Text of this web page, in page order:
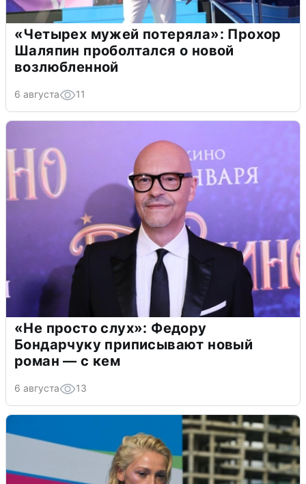
«Четырех мужей потеряла»: Прохор
Шаляпин проболтался о новой
возлюбленной
6 августа 11
«Не просто слух»: Федору
Бондарчуку приписывают новый
роман — с кем
6 августа 13